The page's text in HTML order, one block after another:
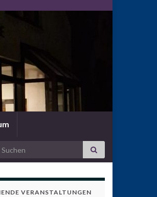
Search for:
VERANSTALTUNGEN